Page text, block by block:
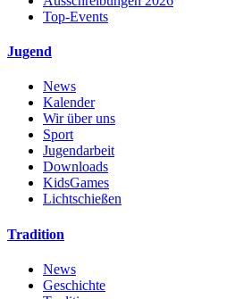
Top-Events
Jugend
News
Kalender
Wir über uns
Sport
Jugendarbeit
Downloads
KidsGames
Lichtschießen
Tradition
News
Geschichte